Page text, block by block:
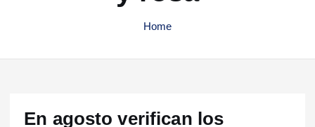
Home
En agosto verifican los